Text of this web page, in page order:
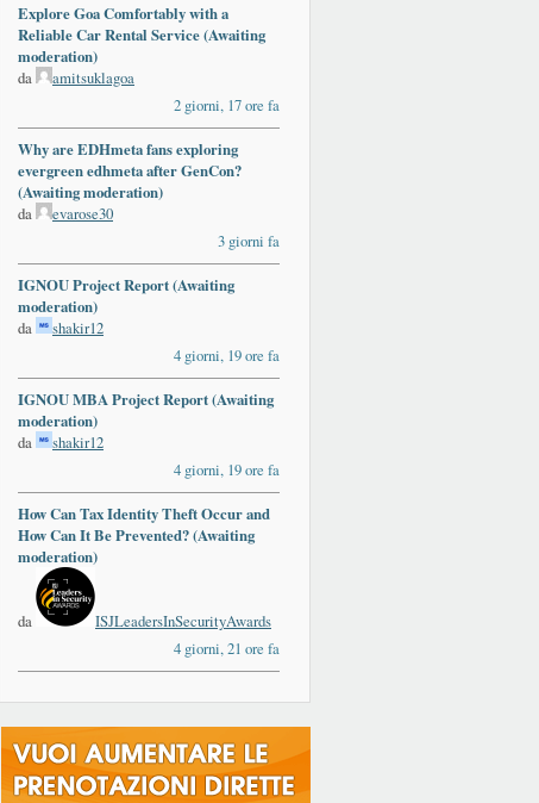
Explore Goa Comfortably with a
Reliable Car Rental Service (Awaiting
moderation)
da
amitsuklagoa
2 giorni, 17 ore fa
Why are EDHmeta fans exploring
evergreen edhmeta after GenCon?
(Awaiting moderation)
da
evarose30
3 giorni fa
IGNOU Project Report (Awaiting
moderation)
da
shakir12
4 giorni, 19 ore fa
IGNOU MBA Project Report (Awaiting
moderation)
da
shakir12
4 giorni, 19 ore fa
How Can Tax Identity Theft Occur and
How Can It Be Prevented? (Awaiting
moderation)
da
ISJLeadersInSecurityAwards
4 giorni, 21 ore fa